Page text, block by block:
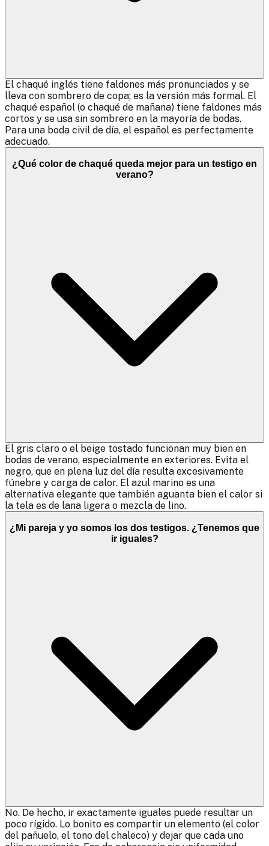
El chaqué inglés tiene faldones más pronunciados y se
lleva con sombrero de copa; es la versión más formal. El
chaqué español (o chaqué de mañana) tiene faldones más
cortos y se usa sin sombrero en la mayoría de bodas.
Para una boda civil de día, el español es perfectamente
adecuado.
¿Qué color de chaqué queda mejor para un testigo en
verano?
El gris claro o el beige tostado funcionan muy bien en
bodas de verano, especialmente en exteriores. Evita el
negro, que en plena luz del día resulta excesivamente
fúnebre y carga de calor. El azul marino es una
alternativa elegante que también aguanta bien el calor si
la tela es de lana ligera o mezcla de lino.
¿Mi pareja y yo somos los dos testigos. ¿Tenemos que
ir iguales?
No. De hecho, ir exactamente iguales puede resultar un
poco rígido. Lo bonito es compartir un elemento (el color
del pañuelo, el tono del chaleco) y dejar que cada uno